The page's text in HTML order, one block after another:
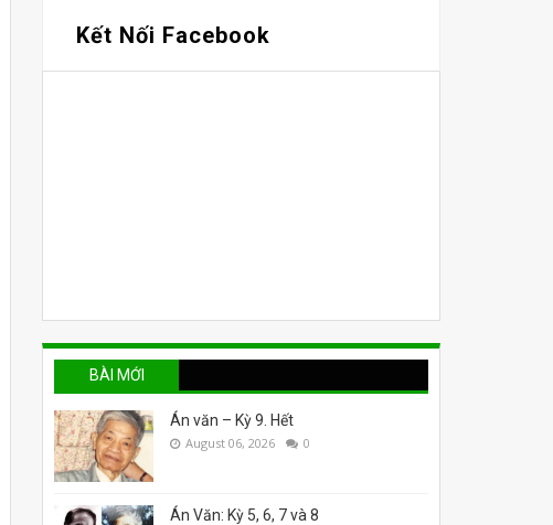
Kết Nối Facebook
BÀI MỚI
Án văn – Kỳ 9. Hết
August 06, 2026 0
Án Văn: Kỳ 5, 6, 7 và 8